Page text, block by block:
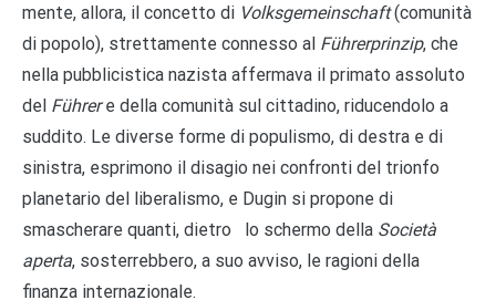
mente, allora, il concetto di Volksgemeinschaft(comunità
di popolo), strettamente connesso al Führerprinzip, che
nella pubblicistica nazista affermava il primato assoluto
del Führere della comunità sul cittadino, riducendolo a
suddito. Le diverse forme di populismo, di destra e di
sinistra, esprimono il disagio nei confronti del trionfo
planetario del liberalismo, e Dugin si propone di
smascherare quanti, dietro lo schermo della Società
aperta, sosterrebbero, a suo avviso, le ragioni della
finanza internazionale.